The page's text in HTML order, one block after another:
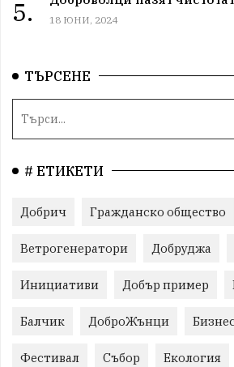
5. 18 ЮНИ, 2024
ТЪРСЕНЕ
# ЕТИКЕТИ
Добрич Гражданско общество
Ветрогенератори Добруджа
Инициативи Добър пример
Балчик ДоброЖънци Бизнес
Фестивал Събор Екология